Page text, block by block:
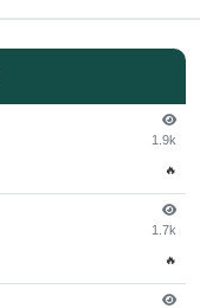
1.9k
🔥
1.7k
🔥